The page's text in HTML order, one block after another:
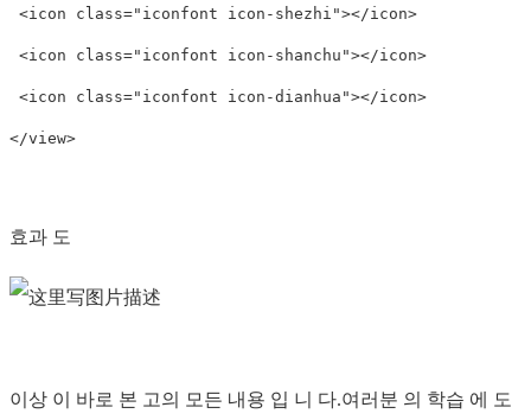
<icon class="iconfont icon-shezhi"></icon>
<icon class="iconfont icon-shanchu"></icon>
<icon class="iconfont icon-dianhua"></icon>
</view>
효과 도
이상 이 바로 본 고의 모든 내용 입 니 다.여러분 의 학습 에 도